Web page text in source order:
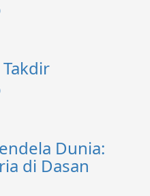
Takdir
Dunia:
di Dasan